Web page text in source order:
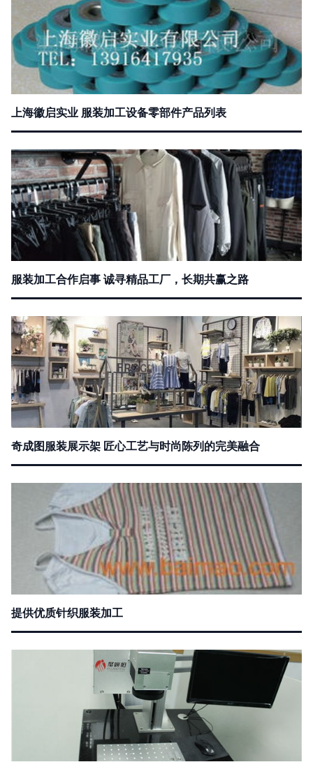
上海徽启实业 服装加工设备零部件产品列表
服装加工合作启事 诚寻精品工厂，长期共赢之路
奇成图服装展示架 匠心工艺与时尚陈列的完美融合
提供优质针织服装加工